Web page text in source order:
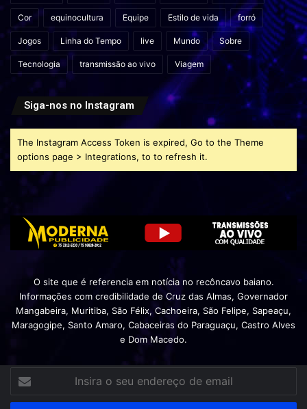
Cor equinocultura Equipe Estilo de vida forró
Jogos Linha do Tempo live Mundo Sobre
Tecnologia transmissão ao vivo Viagem
Siga-nos no Instagram
The Instagram Access Token is expired, Go to the Theme
options page > Integrations, to to refresh it.
O site que é referencia em notícia no recôncavo baiano.
Informações com credibilidade de Cruz das Almas, Governador
Mangabeira, Muritiba, São Félix, Cachoeira, São Felipe, Sapeaçu,
Maragogipe, Santo Amaro, Cabaceiras do Paraguaçu, Castro Alves
e Dom Macedo.
seu